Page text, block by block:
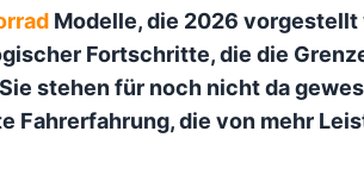
Modelle, die 2026 vorgestellt
Fortschritte, die die
stehen für noch nicht da
Fahrerfahrung, die von mehr